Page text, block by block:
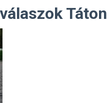
Táton